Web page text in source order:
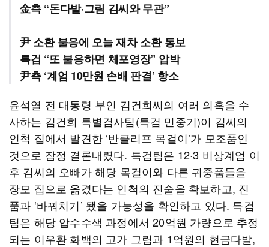
金측 “돈다발·그림 김씨와 무관”
尹 소환 불응에 오늘 재차 소환 통보
특검 “또 불응하면 체포영장” 압박
尹측 ‘계엄 10만원 손배 판결’ 항소
윤석열 전 대통령 부인 김건희씨의 여러 의혹을 수
사하는 김건희 특별검사팀(특검 민중기)이 김씨의
인척 집에서 발견한 ‘반클리프 목걸이’가 모조품인
것으로 잠정 결론내렸다. 특검팀은 12·3 비상계엄 이
후 김씨의 오빠가 해당 목걸이와 다른 귀중품들을
장모 집으로 옮겼다는 인척의 진술을 확보하고, 진
품과 ‘바꿔치기’ 됐을 가능성을 확인하고 있다. 특검
팀은 해당 압수수색 과정에서 20억원 가량으로 추정
되는 이우환 화백의 고가 그림과 1억원의 현금다발,